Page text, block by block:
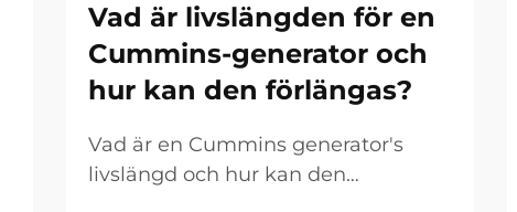
Vad är livslängden för en
Cummins-generator och
hur kan den förlängas?
Vad är en Cummins generator's
livslängd och hur kan den